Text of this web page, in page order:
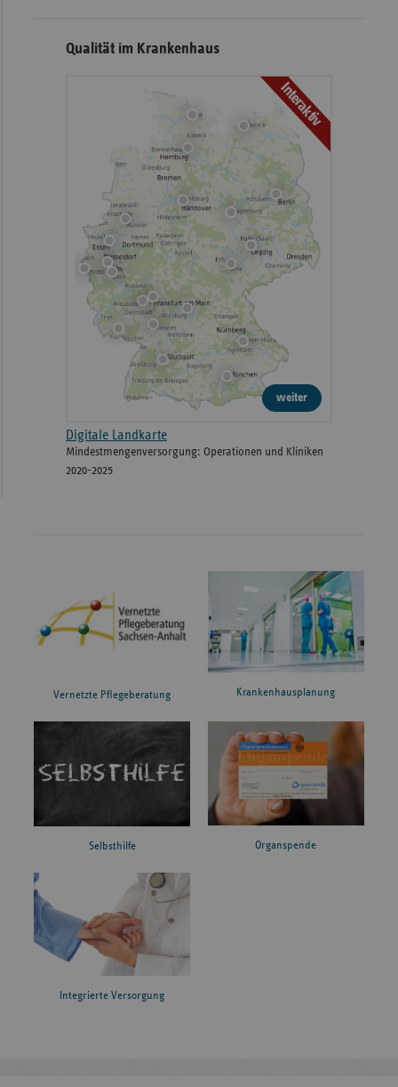
Qualität im Krankenhaus
Interaktiv
weiter
Digitale Landkarte
Mindestmengenversorgung: Operationen und Kliniken
2020-2025
Vernetzte Pflegeberatung Krankenhausplanung
Selbsthilfe Organspende
Integrierte Versorgung